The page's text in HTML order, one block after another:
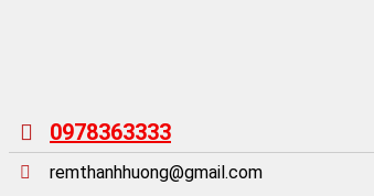
0978363333
remthanhhuong@gmail.com